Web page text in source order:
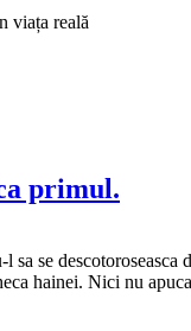
viața reală
primul.
se
hainei. Nici nu